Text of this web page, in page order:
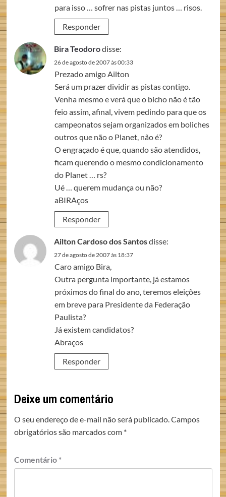
para isso … sofrer nas pistas juntos … risos.
Responder
Bira Teodorodisse:
26 de agosto de 2007 às 00:33
Prezado amigo Ailton
Será um prazer dividir as pistas contigo.
Venha mesmo e verá que o bicho não é tão
feio assim, afinal, vivem pedindo para que os
campeonatos sejam organizados em boliches
outros que não o Planet, não é?
O engraçado é que, quando são atendidos,
ficam querendo o mesmo condicionamento
do Planet … rs?
Ué … querem mudança ou não?
aBIRAços
Responder
Ailton Cardoso dos Santosdisse:
27 de agosto de 2007 às 18:37
Caro amigo Bira,
Outra pergunta importante, já estamos
próximos do final do ano, teremos eleições
em breve para Presidente da Federação
Paulista?
Já existem candidatos?
Abraços
Responder
Deixe um comentário
O seu endereço de e-mail não será publicado.Campos
obrigatórios são marcados com *
Comentário *